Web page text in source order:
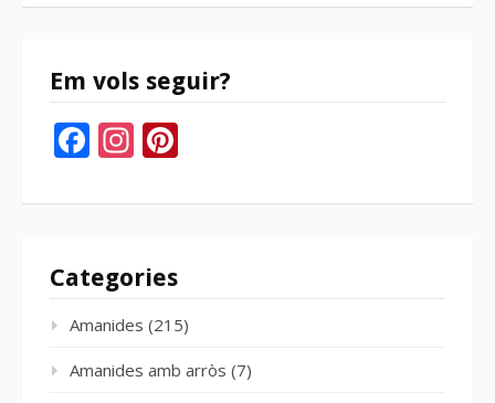
bloc
Em vols seguir?
Facebook
Instagram
Categories
Amanides (215)
Amanides amb arròs (7)